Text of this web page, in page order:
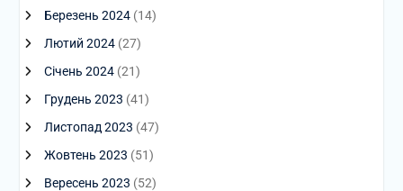
Березень 2024(14)
Лютий 2024(27)
Січень 2024(21)
Грудень 2023 (41)
Листопад 2023 (47)
Жовтень 2023 (51)
Вересень 2023 (52)